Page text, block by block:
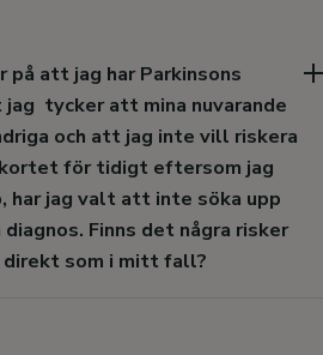
kunna förklara att du upplever
låter inte som typiskt dosglapp, om
sker enbart när det gått lång tid
dosen.
föds med en benägenhet att
för ”genetisk predisposition”
i samband med vissa
som talar för att
åtminstone många år innan
på att jag har Parkinsons
jag tycker att mina nuvarande
och att jag inte vill riskera
för tidigt eftersom jag
har jag valt att inte söka upp
Finns det några risker
som i mitt fall?
läkare är dels att du kan ha en